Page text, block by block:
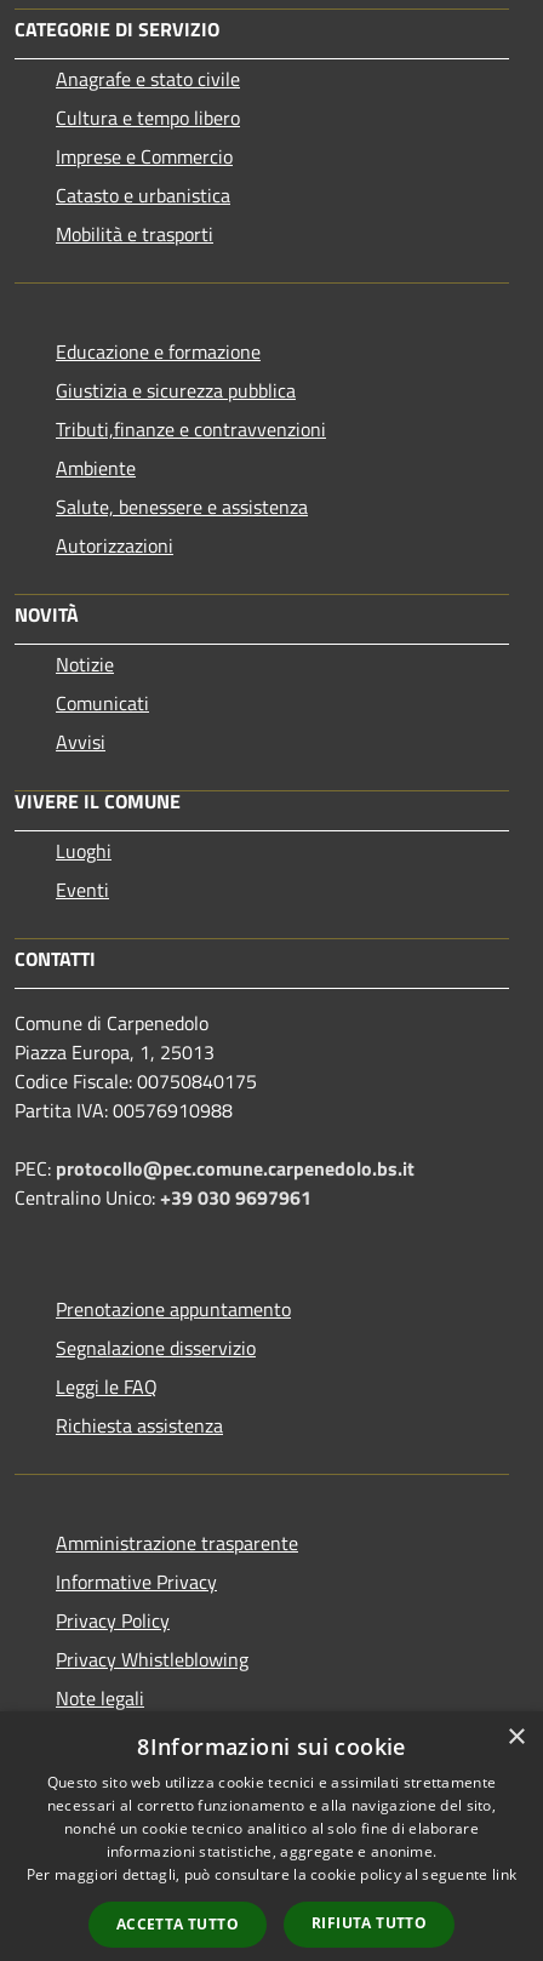
CATEGORIE DI SERVIZIO
Anagrafe e stato civile
Cultura e tempo libero
Imprese e Commercio
Catasto e urbanistica
Mobilità e trasporti
Educazione e formazione
Giustizia e sicurezza pubblica
Tributi,finanze e contravvenzioni
Ambiente
Salute, benessere e assistenza
Autorizzazioni
NOVITÀ
Notizie
Comunicati
Avvisi
VIVERE IL COMUNE
Luoghi
Eventi
CONTATTI
Comune di Carpenedolo
Piazza Europa, 1, 25013
Codice Fiscale: 00750840175
Partita IVA: 00576910988
PEC: protocollo@pec.comune.carpenedolo.bs.it
Centralino Unico:+39 030 9697961
Prenotazione appuntamento
Segnalazione disservizio
Leggi le FAQ
Richiesta assistenza
Amministrazione trasparente
Informative Privacy
Privacy Policy
Privacy Whistleblowing
Note legali
Dichiarazione di accessibilità
Accessibilità
Copyright © 2026 • Comune di
Carpenedolo • Powered by
Municipium•
Accesso
redazione
×
8Informazioni sui cookie
Questo sito web utilizza cookie tecnici e assimilati strettamente
necessari al corretto funzionamento e alla navigazione del sito,
nonché un cookie tecnico analitico al solo fine di elaborare
informazioni statistiche, aggregate e anonime.
Per maggiori dettagli, può consultare la cookie policy al seguente link
ACCETTA TUTTO RIFIUTA TUTTO